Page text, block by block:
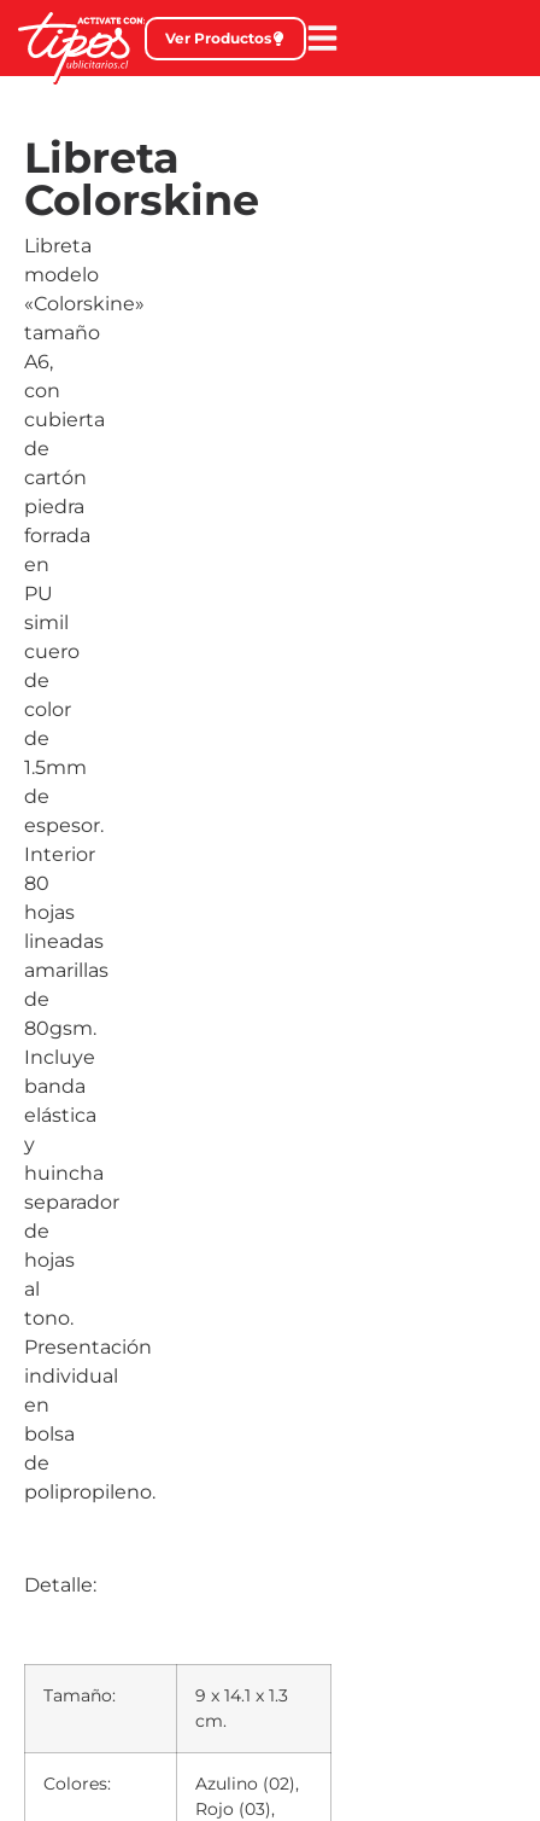
Ver Productos
Libreta
Colorskine
Libreta
modelo
«Colorskine»
tamaño
A6,
con
cubierta
de
cartón
piedra
forrada
en
PU
simil
cuero
de
color
de
1.5mm
de
espesor.
Interior
80
hojas
lineadas
amarillas
de
80gsm.
Incluye
banda
elástica
y
huincha
separador
de
hojas
al
tono.
Presentación
individual
en
bolsa
de
polipropileno.
Detalle:
Tamaño:
9 x 14.1 x 1.3
cm.
Colores:
Azulino (02),
Rojo (03),